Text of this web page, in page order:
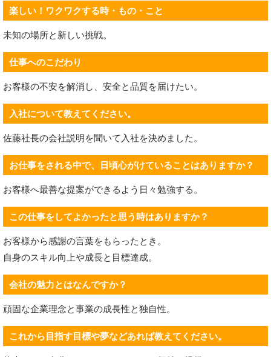
楽しい！ワクワクする時・もの・こと
未知の場所と新しい挑戦。
仕事へのこだわり
お客様の不安を解消し、安全と品質を届けたい。
入社について教えてください。
佐藤社長の会社説明を聞いて入社を決めました。
お仕事をされる中で、日頃心がけていることはありますか？
お客様へ最善な提案ができるよう日々勉強する。
この仕事をしてよかったと思う時はありますか？
お客様から感謝の言葉をもらったとき。
自身のスキル向上や成長と目標達成。
会社の魅力とはなんですか？
頑固な企業理念と事業の成長性と独自性。
これから目指す目標や夢などあれば教えてください。